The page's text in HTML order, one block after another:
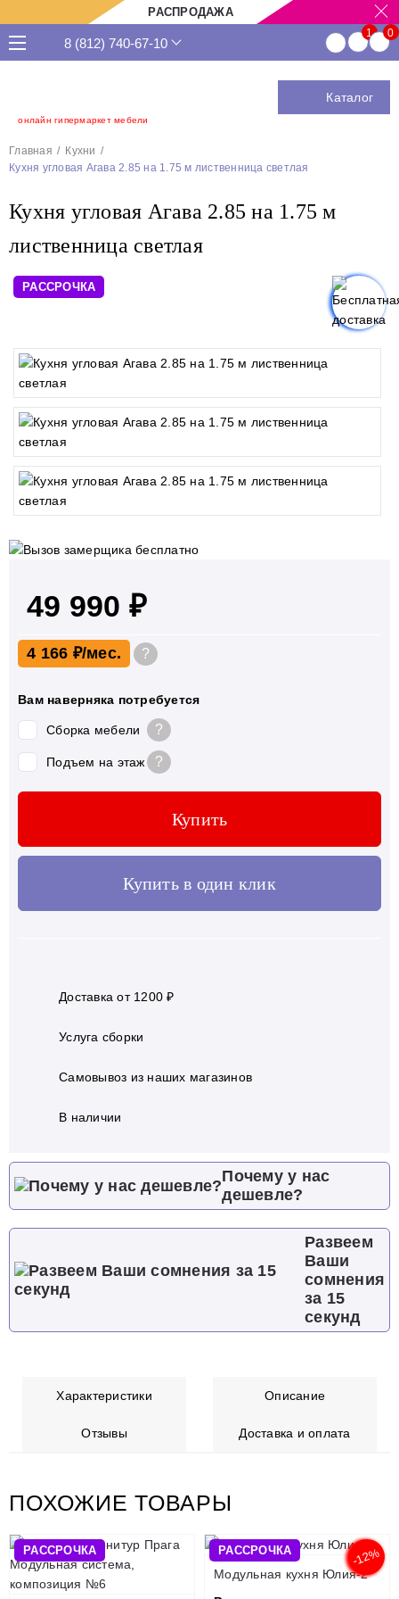
РАСПРОДАЖА
онлайн гипермаркет мебели
8 (812) 740-67-10
Каталог
Главная
Кухни
Кухня угловая Агава 2.85 на 1.75 м лиственница светлая
Кухня угловая Агава 2.85 на 1.75 м
лиственница светлая
РАССРОЧКА
49 990 ₽
4 166 ₽ ?
Вам наверняка потребуется
Сборка мебели ?
Подъем на этаж ?
Купить
Купить в один клик
Доставка от 1200 ₽
Услуга сборки
Самовывоз из наших магазинов
В наличии
Почему у нас
дешевле?
Развеем
Ваши
сомнения
за 15
секунд
Характеристики Описание
Отзывы Доставка и оплата
ПОХОЖИЕ ТОВАРЫ
РАССРОЧКА РАССРОЧКА -12%
Модульная кухня Юлия-2